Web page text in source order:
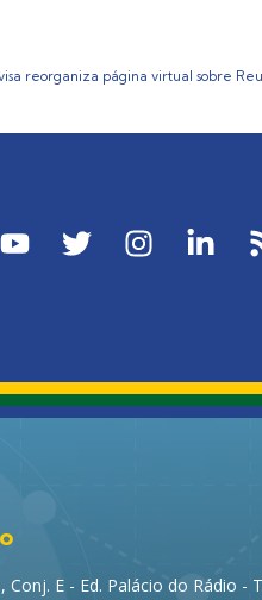
reorganiza página virtual sobre
Conj. E - Ed. Palácio do Rádio -